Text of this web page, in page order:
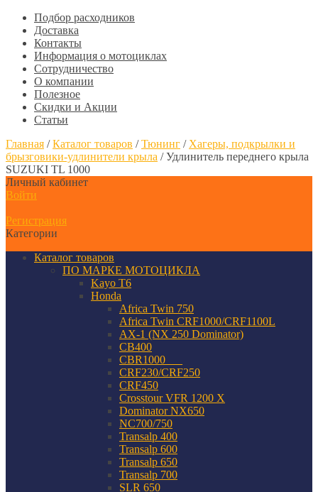
Подбор расходников
Доставка
Контакты
Информация о мотоциклах
Сотрудничество
О компании
Полезное
Скидки и Акции
Статьи
Главная /Каталог товаров /Тюнинг / Хагеры, подкрылки и
брызговики-удлинители крыла /Удлинитель переднего крыла
SUZUKI TL 1000
Личный кабинет
Войти
Регистрация
Категории
Каталог товаров
ПО МАРКЕ МОТОЦИКЛА
Kayo T6
Honda
Africa Twin 750
Africa Twin CRF1000/CRF1100L
AX-1 (NX 250 Dominator)
CB400
CBR1000___
CRF230/CRF250
CRF450
Crosstour VFR 1200 X
Dominator NX650
NC700/750
Transalp 400
Transalp 600
Transalp 650
Transalp 700
SLR 650